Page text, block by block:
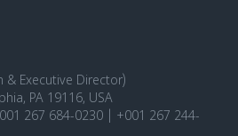
& Executive Director)
PA 19116, USA
267 684-0230 | +001 267 244-